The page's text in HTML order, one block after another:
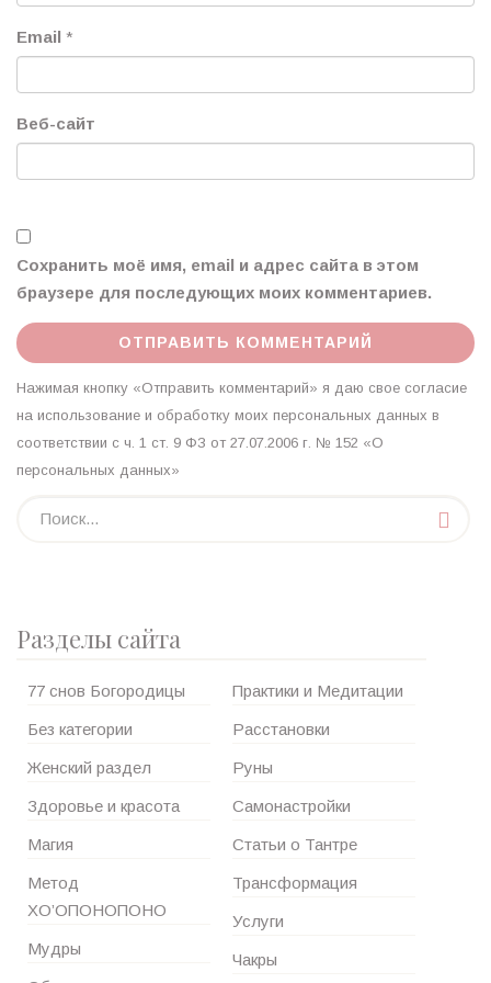
Email *
Веб-сайт
Сохранить моё имя, email и адрес сайта в этом
браузере для последующих моих комментариев.
Нажимая кнопку «Отправить комментарий» я даю свое согласие
на использование и обработку моих персональных данных в
соответствии с ч. 1 ст. 9 ФЗ от 27.07.2006 г. № 152 «О
персональных данных»
Разделы сайта
77 снов Богородицы
Без категории
Женский раздел
Здоровье и красота
Магия
Метод
ХО’ОПОНОПОНО
Мудры
Практики и Медитации
Расстановки
Руны
Самонастройки
Статьи о Тантре
Трансформация
Услуги
Чакры